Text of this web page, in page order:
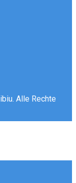
Alle Rechte